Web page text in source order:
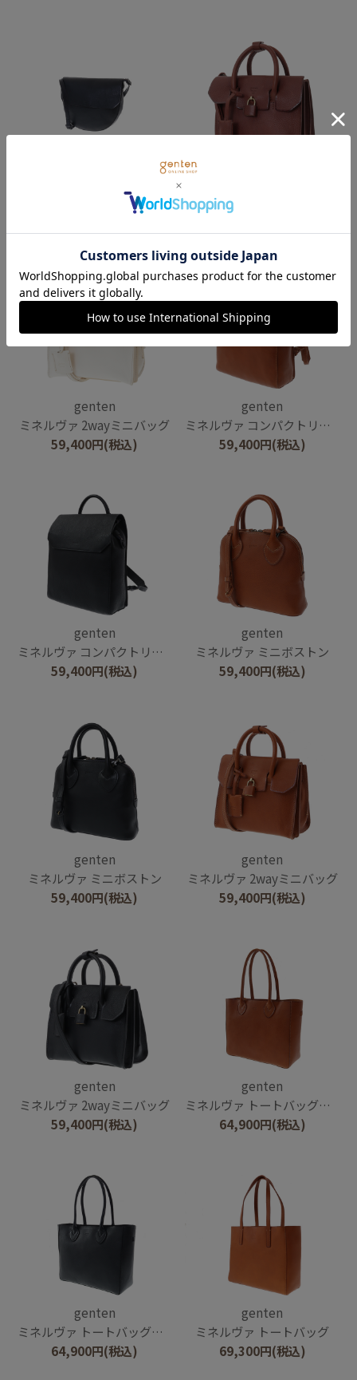
ミネルヴァ ショルダーバッグ
(税込)
ミネルヴァ 2wayミニバッグ
59,400
genten
ミネルヴァ 2wayミニバッグ
59,400円(税込)
genten
ミネルヴァ コンパクトリュック
59,400円(税込)
genten
ミネルヴァ コンパクトリュック
59,400円(税込)
genten
ミネルヴァ ミニボストン
59,400円(税込)
genten
ミネルヴァ ミニボストン
59,400円(税込)
genten
ミネルヴァ 2wayミニバッグ
59,400円(税込)
genten
ミネルヴァ 2wayミニバッグ
59,400円(税込)
genten
ミネルヴァ トートバッグ（中）
64,900円(税込)
genten
ミネルヴァ トートバッグ（中）
64,900円(税込)
genten
ミネルヴァ トートバッグ
69,300円(税込)